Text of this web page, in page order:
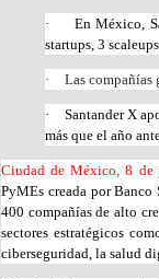
·
En México,
startups, 3
· Las compañías
·
Santander X
más que el año
Ciudad de México, 8 de
PyMEs creada por
400 compañías de alto
sectores estratégicos
ciberseguridad, la salud